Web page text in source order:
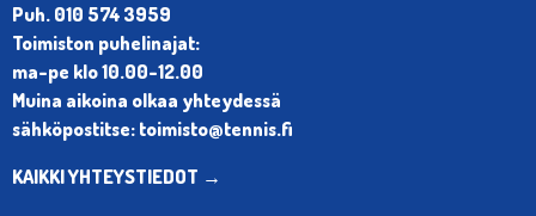
Puh. 010 574 3959
Toimiston puhelinajat:
ma-pe klo 10.00-12.00
Muina aikoina olkaa yhteydessä
sähköpostitse: toimisto@tennis.fi
KAIKKI YHTEYSTIEDOT →